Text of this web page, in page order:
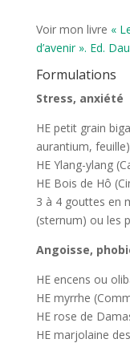
Voir mon livre «
d’avenir ». Ed.
Formulations
Stress, anxiété
HE petit grain
aurantium,
HE Ylang-ylang
HE Bois de Hô
3 à 4 gouttes en
(sternum) ou les
Angoisse,
HE encens ou
HE myrrhe
HE rose de
HE marjolaine